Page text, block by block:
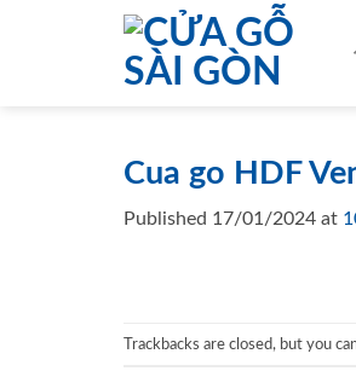
Cua go HDF
Published 17/01/2024 at
Trackbacks are closed, but you